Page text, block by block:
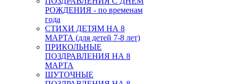
РОЖДЕНИЯ - по временам
года
СТИХИ ДЕТЯМ НА 8
МАРТА (для детей 7-8 лет)
ПРИКОЛЬНЫЕ
ПОЗДРАВЛЕНИЯ НА 8
МАРТА
ШУТОЧНЫЕ